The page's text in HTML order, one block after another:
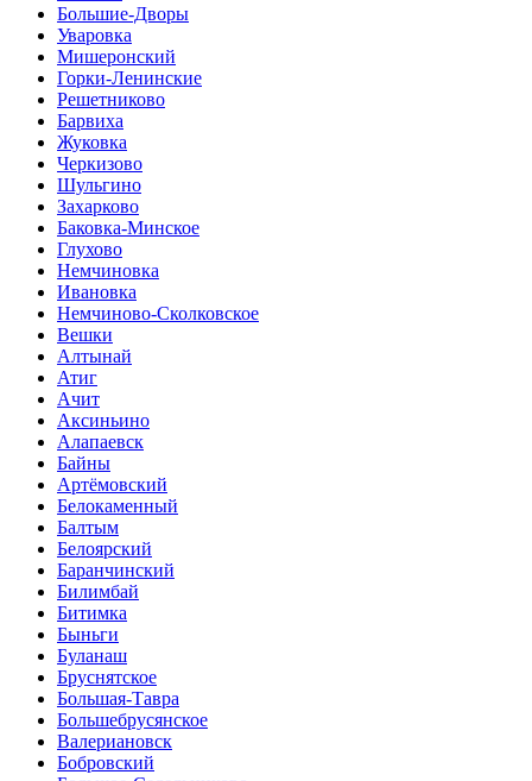
Большие-Дворы
Уваровка
Мишеронский
Горки-Ленинские
Решетниково
Барвиха
Жуковка
Черкизово
Шульгино
Захарково
Баковка-Минское
Глухово
Немчиновка
Ивановка
Немчиново-Сколковское
Вешки
Алтынай
Атиг
Ачит
Аксиньино
Алапаевск
Байны
Артёмовский
Белокаменный
Балтым
Белоярский
Баранчинский
Билимбай
Битимка
Быньги
Буланаш
Бруснятское
Большая-Тавра
Большебрусянское
Валериановск
Бобровский